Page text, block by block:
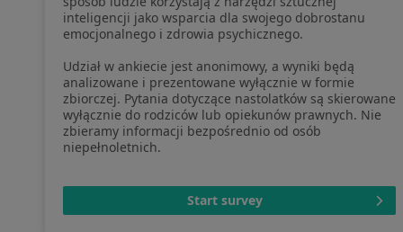
O nas
Praca Rekrutujemy!
Partnerzy
Centrum prasowe
Kontakt
otwiera się w
otwiera
inteligencji jako wsparcia dla swojego dobrostanu
emocjonalnego i zdrowia psychicznego.
Udział w ankiecie jest anonimowy, a wyniki będą
analizowane i prezentowane wyłącznie w formie
zbiorczej. Pytania dotyczące nastolatków są skierowane
wyłącznie do rodziców lub opiekunów prawnych. Nie
zbieramy informacji bezpośrednio od osób
niepełnoletnich.
Start survey